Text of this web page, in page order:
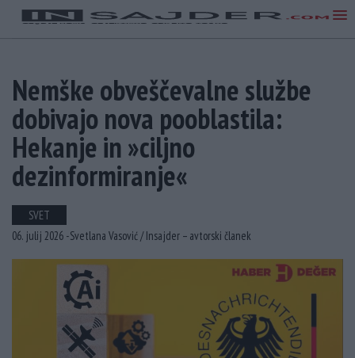
Nemške obveščevalne službe
dobivajo nova pooblastila:
Hekanje in »ciljno
dezinformiranje«
SVET
06. julij 2026 -Svetlana Vasović /Insajder – avtorski članek